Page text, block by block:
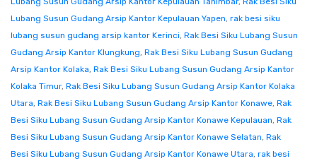
Lubang Susun Gudang Arsip Kantor Kepulauan Yapen, rak besi siku
lubang susun gudang arsip kantor Kerinci, Rak Besi Siku Lubang Susun
Gudang Arsip Kantor Klungkung, Rak Besi Siku Lubang Susun Gudang
Arsip Kantor Kolaka, Rak Besi Siku Lubang Susun Gudang Arsip Kantor
Kolaka Timur, Rak Besi Siku Lubang Susun Gudang Arsip Kantor Kolaka
Utara, Rak Besi Siku Lubang Susun Gudang Arsip Kantor Konawe, Rak
Besi Siku Lubang Susun Gudang Arsip Kantor Konawe Kepulauan, Rak
Besi Siku Lubang Susun Gudang Arsip Kantor Konawe Selatan, Rak
Besi Siku Lubang Susun Gudang Arsip Kantor Konawe Utara, rak besi